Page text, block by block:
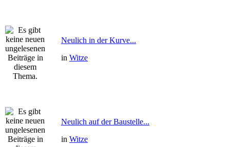
Neulich in der Kurve...
in Witze
Neulich auf der Baustelle...
in Witze